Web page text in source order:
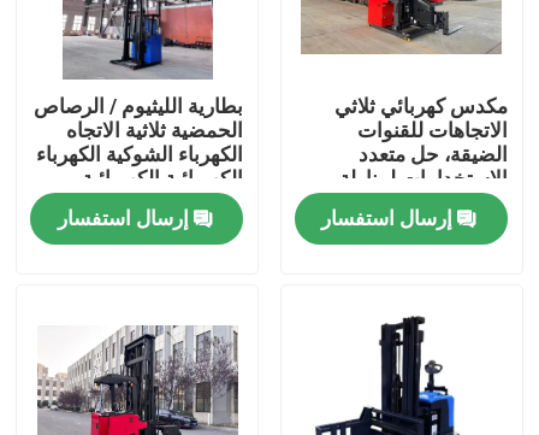
بيت
أشرطة فيديو
معلومات عنا
مكدس كهربائي ثلاثي
الاتجاهات للقنوات
الضيقة، حل متعدد
الاستخدامات لمناولة
المواد
إرسال استفسار
بطارية الليثيوم / الرصاص
الحمضية ثلاثية الاتجاه
الكهرباء الشوكية الكهرباء
الكهربائية الكهربائية
الكهربائية الكهربائية
إرسال استفسار